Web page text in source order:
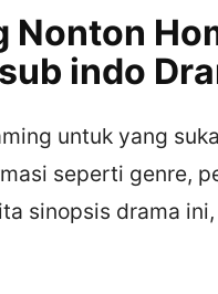
Nonton
indo
untuk yang
seperti genre,
sinopsis drama